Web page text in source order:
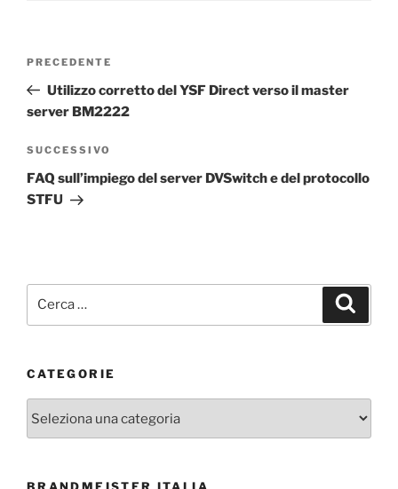
Articolo
precedente:
PRECEDENTE
Utilizzo corretto del YSF Direct verso il master
server BM2222
Articolo
successivo
SUCCESSIVO
FAQ sull’impiego del server DVSwitch e del protocollo
STFU
CATEGORIE